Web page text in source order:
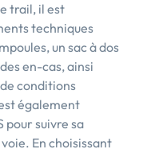
trail, il est
techniques
un sac à dos
en-cas, ainsi
conditions
également
pour suivre sa
En choisissant